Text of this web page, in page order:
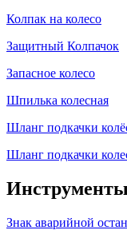
Колпак на колесо
Защитный Колпачок
Запасное колесо
Шпилька колесная
Шланг подкачки
Шланг подкачки
Знак аварийной